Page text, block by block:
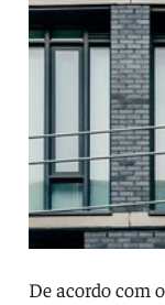
De acordo com